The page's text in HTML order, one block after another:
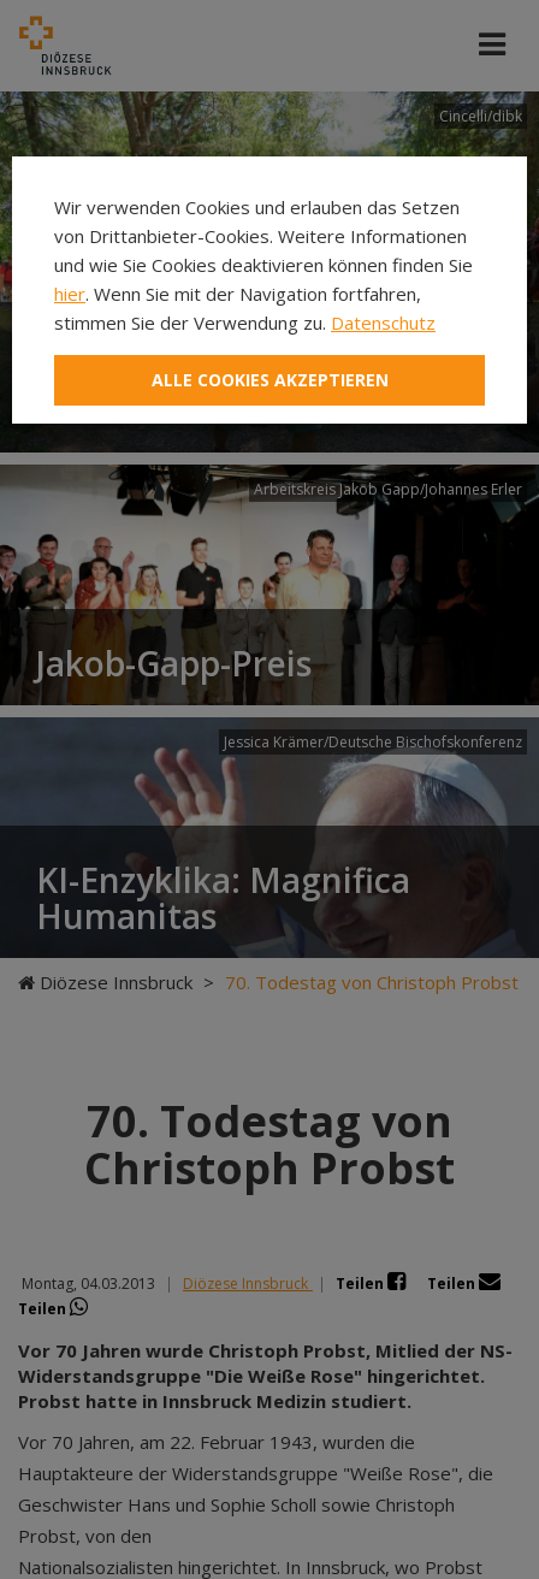
Cincelli/dibk
Neuer Pilgerweg Via
Laudato si’
Arbeitskreis Jakob Gapp/Johannes Erler
Jakob-Gapp-Preis
Jessica Krämer/Deutsche Bischofskonferenz
KI-Enzyklika: Magnifica
Humanitas
Diözese Innsbruck > 70. Todestag von Christoph Probst
70. Todestag von
Christoph Probst
Montag, 04.03.2013 | Diözese Innsbruck | Teilen
Teilen
Teilen
Vor 70 Jahren wurde Christoph Probst, Mitlied der NS-
Widerstandsgruppe "Die Weiße Rose" hingerichtet.
Probst hatte in Innsbruck Medizin studiert.
Vor 70 Jahren, am 22. Februar 1943, wurden die
Hauptakteure der Widerstandsgruppe "Weiße Rose", die
Geschwister Hans und Sophie Scholl sowie Christoph
Probst, von den
Nationalsozialisten hingerichtet. In Innsbruck, wo Probst
Wir verwenden Cookies und erlauben das Setzen
von Drittanbieter-Cookies. Weitere Informationen
und wie Sie Cookies deaktivieren können finden Sie
hier. Wenn Sie mit der Navigation fortfahren,
stimmen Sie der Verwendung zu. Datenschutz
ALLE COOKIES AKZEPTIEREN